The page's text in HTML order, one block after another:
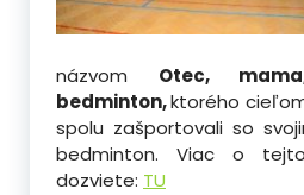
názvom Otec,
bedminton,ktorého
spolu zašportovali so
bedminton. Viac o
dozviete: TU